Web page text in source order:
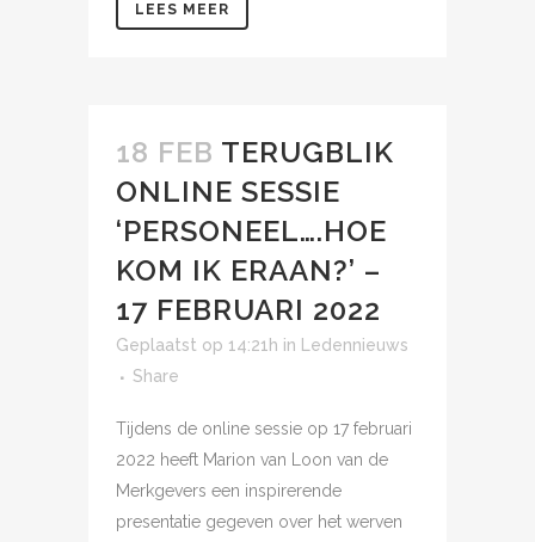
LEES MEER
18 FEB TERUGBLIK
ONLINE SESSIE
‘PERSONEEL….HOE
KOM IK ERAAN?’ –
17 FEBRUARI 2022
Geplaatst op 14:21h in
Ledennieuws
Share
Tijdens de online sessie op 17 februari
2022 heeft Marion van Loon van de
Merkgevers een inspirerende
presentatie gegeven over het werven